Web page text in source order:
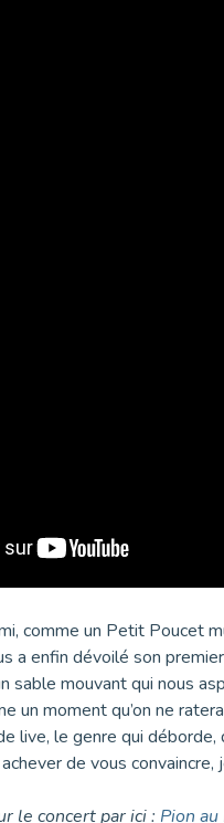
comme un Petit Poucet
a enfin dévoilé son
sable mouvant qui nous
un moment qu’on ne
live, le genre qui
de vous
le concert par ici : Pion